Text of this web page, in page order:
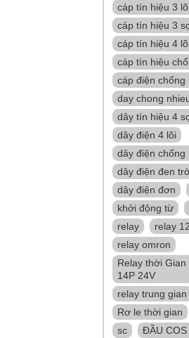
cáp tín hiệu 3
cáp tín hiệu 3
cáp tín hiệu 4
cáp tín hiệu
cáp điện chống
day chong
dây tín hiệu 4
dây điện 4 lõi
dây điện chống
dây điện đen
dây điện đơn
khởi động từ
relay
relay
relay omron
Relay thời
14P 24V
relay trung gian
Rơ le thời gian
sc
ĐẦU COS